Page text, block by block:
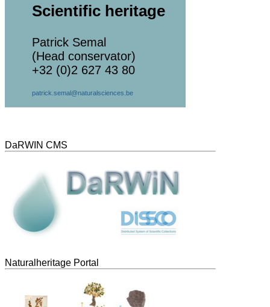
Scientific heritage
Patrick Semal
(Head conservator)
+32 (0)2 627 43 80
patrick.semal@naturalsciences.be
DaRWIN CMS
Naturalheritage Portal